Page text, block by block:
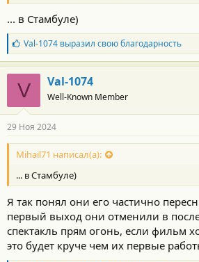
... в Стамбуле)
Б
л
а
г
о
д
а
н
о
с
и
:
Val-1074выразил свою благодарность
V Val-1074
Well-Known Member
29 Ноя 2024
Mihail71 написал(а):
... в Стамбуле)
Я так понял они его частично
первый выход они отменили в
спектакль прям огонь, если фильм
это будет круче чем их первые